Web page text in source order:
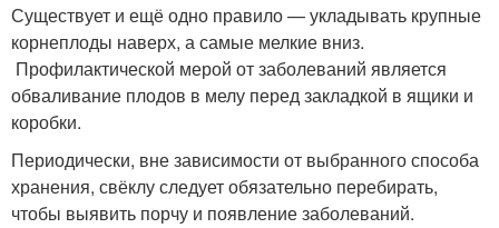
Существует и ещё одно правило — укладывать крупные
корнеплоды наверх, а самые мелкие вниз.
Профилактической мерой от заболеваний является
обваливание плодов в мелу перед закладкой в ящики и
коробки.
Периодически, вне зависимости от выбранного способа
хранения, свёклу следует обязательно перебирать,
чтобы выявить порчу и появление заболеваний.